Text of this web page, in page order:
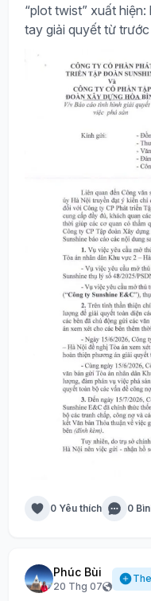
“plot twist” xuất
tay giải quyết từ trước
0 Yêu thích 0
Phúc Bùi
20 Thg 07